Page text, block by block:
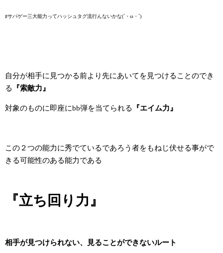
♯サバゲー三大能力ってハッシュタグ流行んないかな(´・ω・`)
自分が相手に見つかる前より先にあいてを見つけることのでき
る
『索敵力』
対象のものに即座にbb弾を当てられる 『エイム力』
この２つの能力に秀でているであろう者をもねじ伏せる事がで
きる可能性のある能力である
『立ち回り力』
相手が見つけられない、見ることができないルート